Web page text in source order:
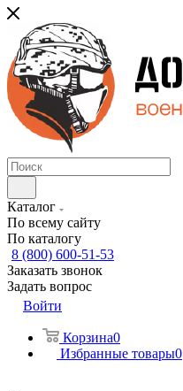
Каталог
По всему сайту
По каталогу
8 (800) 600-51-53
Заказать звонок
Задать вопрос
Войти
Корзина0
Избранные товары0